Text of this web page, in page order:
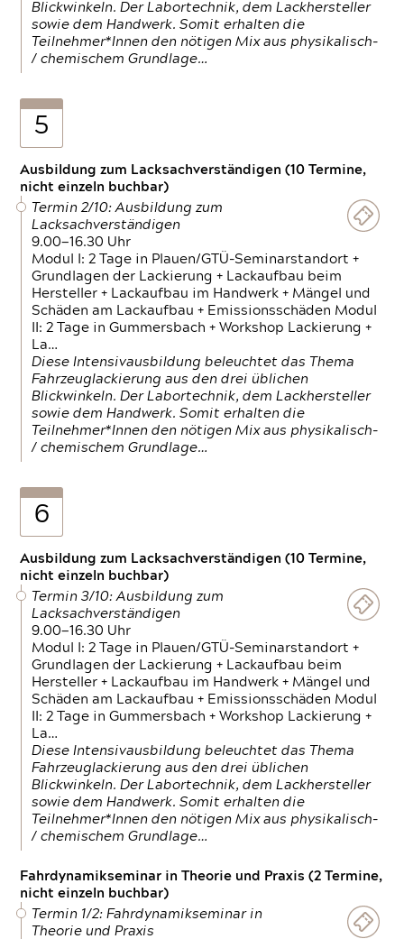
Blickwinkeln. Der Labortechnik, dem Lackhersteller
sowie dem Handwerk. Somit erhalten die
Teilnehmer*Innen den nötigen Mix aus physikalisch-
/ chemischem Grundlage…
5
Ausbildung zum Lacksachverständigen (10 Termine,
nicht einzeln buchbar)
Termin 2/10: Ausbildung zum
Lacksachverständigen
9.00—16.30 Uhr
Modul I: 2 Tage in Plauen/GTÜ-Seminarstandort +
Grundlagen der Lackierung + Lackaufbau beim
Hersteller + Lackaufbau im Handwerk + Mängel und
Schäden am Lackaufbau + Emissionsschäden Modul
II: 2 Tage in Gummersbach + Workshop Lackierung +
La…
Diese Intensivausbildung beleuchtet das Thema
Fahrzeuglackierung aus den drei üblichen
Blickwinkeln. Der Labortechnik, dem Lackhersteller
sowie dem Handwerk. Somit erhalten die
Teilnehmer*Innen den nötigen Mix aus physikalisch-
/ chemischem Grundlage…
6
Ausbildung zum Lacksachverständigen (10 Termine,
nicht einzeln buchbar)
Termin 3/10: Ausbildung zum
Lacksachverständigen
9.00—16.30 Uhr
Modul I: 2 Tage in Plauen/GTÜ-Seminarstandort +
Grundlagen der Lackierung + Lackaufbau beim
Hersteller + Lackaufbau im Handwerk + Mängel und
Schäden am Lackaufbau + Emissionsschäden Modul
II: 2 Tage in Gummersbach + Workshop Lackierung +
La…
Diese Intensivausbildung beleuchtet das Thema
Fahrzeuglackierung aus den drei üblichen
Blickwinkeln. Der Labortechnik, dem Lackhersteller
sowie dem Handwerk. Somit erhalten die
Teilnehmer*Innen den nötigen Mix aus physikalisch-
/ chemischem Grundlage…
Fahrdynamikseminar in Theorie und Praxis (2 Termine,
nicht einzeln buchbar)
Termin 1/2: Fahrdynamikseminar in
Theorie und Praxis